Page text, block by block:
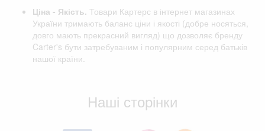
Ціна - Якість. Товари Картерс в інтернет магазинах
України тримають баланс ціни і якості (добре носяться,
довго мають прекрасний вигляд) що дозволяє бренду
Carter's бути затребуваним і популярним серед батьків
нашої країни.
Наші сторінки